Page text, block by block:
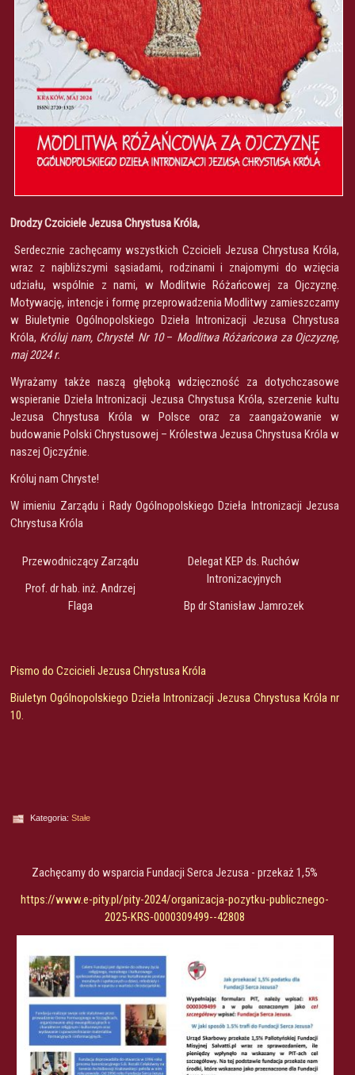
Drodzy Czciciele Jezusa Chrystusa Króla,
Serdecznie zachęcamy wszystkich Czcicieli Jezusa Chrystusa Króla,
wraz z najbliższymi sąsiadami, rodzinami i znajomymi do wzięcia
udziału, wspólnie z nami, w Modlitwie Różańcowej za Ojczyznę.
Motywację, intencje i formę przeprowadzenia Modlitwy zamieszczamy
w Biuletynie Ogólnopolskiego Dzieła Intronizacji Jezusa Chrystusa
Króla, Króluj nam, Chryste! Nr 10– Modlitwa Różańcowa za Ojczyznę,
maj 2024 r.
Wyrażamy także naszą głęboką wdzięczność za dotychczasowe
wspieranie Dzieła Intronizacji Jezusa Chrystusa Króla, szerzenie kultu
Jezusa Chrystusa Króla w Polsce oraz za zaangażowanie w
budowanie Polski Chrystusowej – Królestwa Jezusa Chrystusa Króla w
naszej Ojczyźnie.
Króluj nam Chryste!
W imieniu Zarządu i Rady Ogólnopolskiego Dzieła Intronizacji Jezusa
Chrystusa Króla
Przewodniczący Zarządu
Prof. dr hab. inż. Andrzej
Flaga
Delegat KEP ds. Ruchów
Intronizacyjnych
Bp dr Stanisław Jamrozek
Pismo do Czcicieli Jezusa Chrystusa Króla
Biuletyn Ogólnopolskiego Dzieła Intronizacji Jezusa Chrystusa Króla nr
10.
Kategoria: Stałe
Zachęcamy do wsparcia Fundacji Serca Jezusa - przekaż 1,5%
https://www.e-pity.pl/pity-2024/organizacja-pozytku-publicznego-
2025-KRS-0000309499--42808